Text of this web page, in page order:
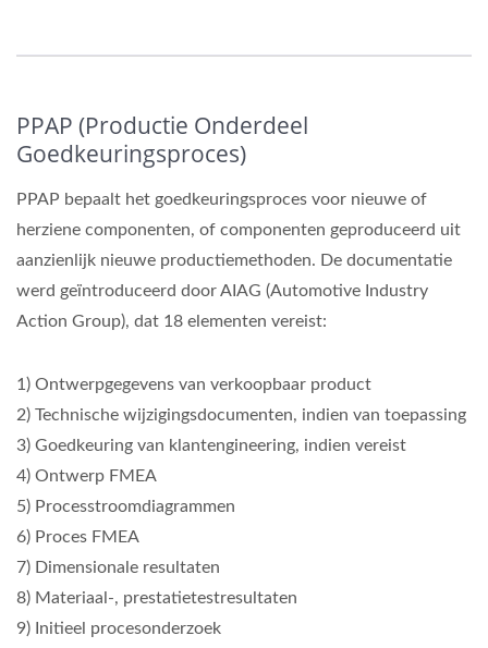
PPAP (Productie Onderdeel
Goedkeuringsproces)
PPAP bepaalt het goedkeuringsproces voor nieuwe of
herziene componenten, of componenten geproduceerd uit
aanzienlijk nieuwe productiemethoden. De documentatie
werd geïntroduceerd door AIAG (Automotive Industry
Action Group), dat 18 elementen vereist:
1) Ontwerpgegevens van verkoopbaar product
2) Technische wijzigingsdocumenten, indien van toepassing
3) Goedkeuring van klantengineering, indien vereist
4) Ontwerp FMEA
5) Processtroomdiagrammen
6) Proces FMEA
7) Dimensionale resultaten
8) Materiaal-, prestatietestresultaten
9) Initieel procesonderzoek